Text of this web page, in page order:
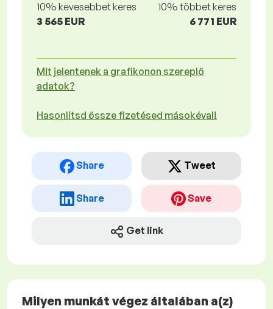
10% kevesebbet keres
3 565 EUR
10% többet keres
6 771 EUR
Mit jelentenek a grafikonon szereplő
adatok?
Hasonlítsd össze fizetésed másokéval!
Share Tweet
Share Save
Get link
Milyen munkát végez általában a(z)